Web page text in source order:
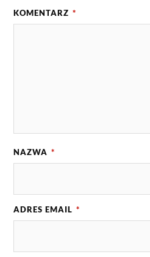
KOMENTARZ *
NAZWA *
ADRES EMAIL *